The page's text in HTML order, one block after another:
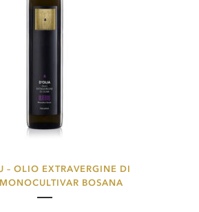
– OLIO EXTRAVERGINE DI
BOSANA